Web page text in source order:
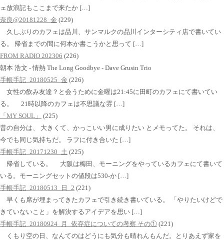
ェ放浪記もここまで来たか […]
奈良@20181228_金 (229)
久しぶりのカフェは品川、サンマルクの品川インターシティ店で書いてい
る。 帰省までの間に何本か書こうかと思って […]
FROM RADIO 202306 (226)
朝本 浩文 - 情熱 The Long Goodbye - Dave Grusin Trio
手帳手記_20180525_金 (226)
女性の飲み友達？と会うために金曜は21:45に田町のカフェにて書いてい
る。 21時以降のカフェは不思議な雰 […]
「MY SOUL」
(225)
昔の自分は、 大きくて、かっこいい男に成りたい とメモってた。 それは、
今でも同じ気持ちだ。 ラフに付き合いた […]
手帳手記_20171230_土 (225)
帰省している。 大阪は梅田、モーニングをやっているカフェにて書いて
いる。モーニングセットの値段は530-か […]
手帳手記_20180513_日_2 (221)
早くも席が埋まってきたカフェで引き続き書いている。 「やりたいけどで
きていないこと」を解決するアイデアを思い […]
手帳手記_20180924_月_依存症についての考察 その① (221)
くもり空の日、なんてのはどうにも気分も晴れんもんだ。とりあえず家を